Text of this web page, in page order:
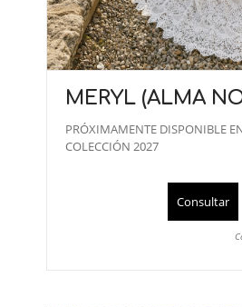
MERYL (ALMA
PRÓXIMAMENTE DISPONIBLE
COLECCIÓN 2027
Consultar